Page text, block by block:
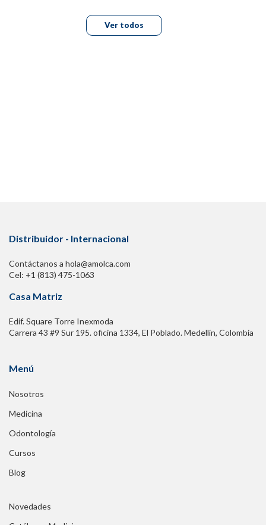
Ver todos
Distribuidor - Internacional
Contáctanos a hola@amolca.com
Cel: +1 (813) 475-1063
Casa Matriz
Edif. Square Torre Inexmoda
Carrera 43 #9 Sur 195. oficina 1334, El Poblado. Medellín, Colombia
Menú
Nosotros
Medicina
Odontología
Cursos
Blog
Novedades